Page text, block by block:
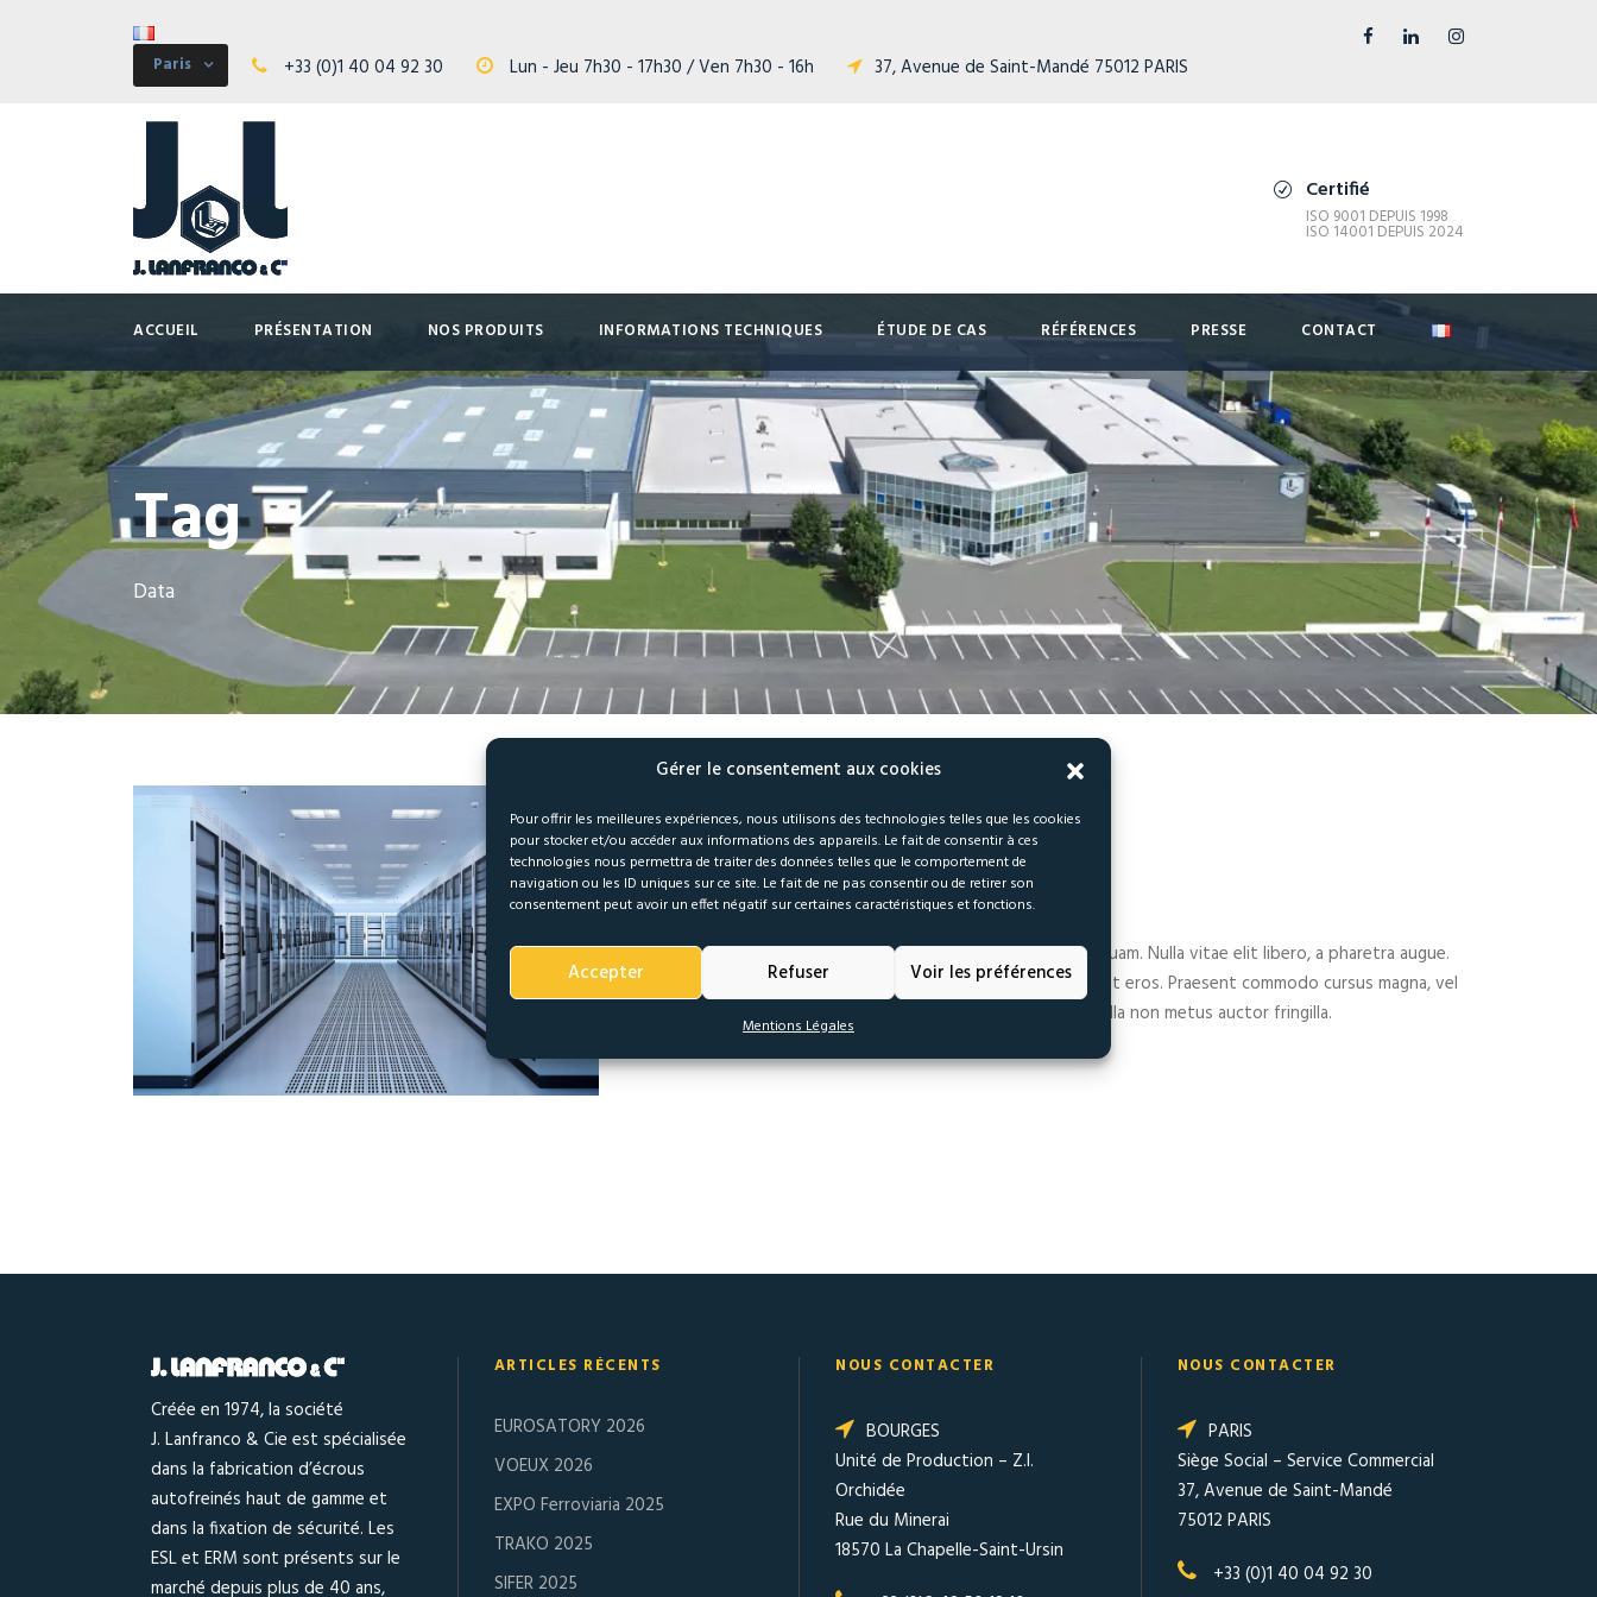
Gérer le consentement aux cookies
Pour offrir les meilleures expériences, nous utilisons des technologies telles que les cookies
pour stocker et/ou accéder aux informations des appareils. Le fait de consentir à ces
technologies nous permettra de traiter des données telles que le comportement de
navigation ou les ID uniques sur ce site. Le fait de ne pas consentir ou de retirer son
consentement peut avoir un effet négatif sur certaines caractéristiques et fonctions.
Accepter Refuser Voir les préférences
Mentions Légales
Paris +33 (0)1 40 04 92 30 Lun - Jeu 7h30 - 17h30 / Ven 7h30 - 16h 37, Avenue de Saint-Mandé 75012 PARIS
Certifié
ISO 9001 DEPUIS 1998
ISO 14001 DEPUIS 2024
ACCUEIL PRÉSENTATION NOS PRODUITS INFORMATIONS TECHNIQUES ÉTUDE DE CAS RÉFÉRENCES PRESSE CONTACT
Tag
Data
APPLE’S SERVER ROOM
Data / Server
Cras justo odio, dapibus ac facilisis in, egestas eget quam. Nulla vitae elit libero, a pharetra augue.
Morbi leo risus, porta ac consectetur ac, vestibulum at eros. Praesent commodo cursus magna, vel
scelerisque nisl consectetur et. Donec ullamcorper nulla non metus auctor fringilla.
Créée en 1974, la société
J. Lanfranco & Cie est spécialisée
dans la fabrication d’écrous
autofreinés haut de gamme et
dans la fixation de sécurité. Les
ESL et ERM sont présents sur le
marché depuis plus de 40 ans,
ARTICLES RÉCENTS
EUROSATORY 2026
VOEUX 2026
EXPO Ferroviaria 2025
TRAKO 2025
SIFER 2025
NOUS CONTACTER
BOURGES
Unité de Production – Z.I.
Orchidée
Rue du Minerai
18570 La Chapelle-Saint-Ursin
NOUS CONTACTER
PARIS
Siège Social – Service Commercial
37, Avenue de Saint-Mandé
75012 PARIS
+33 (0)1 40 04 92 30